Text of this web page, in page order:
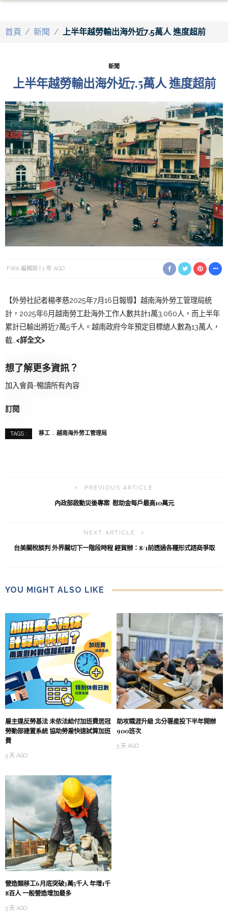
首頁 / 新聞 / 上半年越勞輸出海外近7.5萬人 進度超前
新聞
上半年越勞輸出海外近7.5萬人 進度超前
FWA 編輯部 1 年 AGO
【外勞社記者楊孝慈2025年7月16日報導】越南海外勞工管理局統
計，2025年6月越南勞工赴海外工作人數共計1萬3,060人，而上半年
累計已輸出將近7萬5千人。越南政府今年預定目標總人數為13萬人，
截… <詳全文>
想了解更多資訊？
加入會員-暢讀所有內容
訂閱
TAGS : 移工 越南海外勞工管理局
PREVIOUS ARTICLE
內政部啟動災後專案 慰助金每戶最高10萬元
NEXT ARTICLE
台美關稅談判 外界關切下一階段時程 經貿辦：8/1前透過各種形式諮商爭取
YOU MIGHT ALSO LIKE
雇主違反勞基法 未依法給付加班費居冠
勞動部建置系統 協助勞雇快速試算加班
費
3 天 AGO
助攻職涯升級 北分署產投下半年開辦
900班次
3 天 AGO
營造類移工6月底突破3萬5千人 年增1千
8百人 一般營造增加最多
3 天 AGO